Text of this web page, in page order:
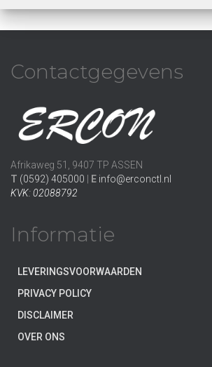
Contactgegevens
Afrikaweg 51, 9407 TP ASSEN
T (0592) 405000 E info@erconctl.nl
KVK: 02088792
Informatie
LEVERINGSVOORWAARDEN
PRIVACY POLICY
DISCLAIMER
OVER ONS